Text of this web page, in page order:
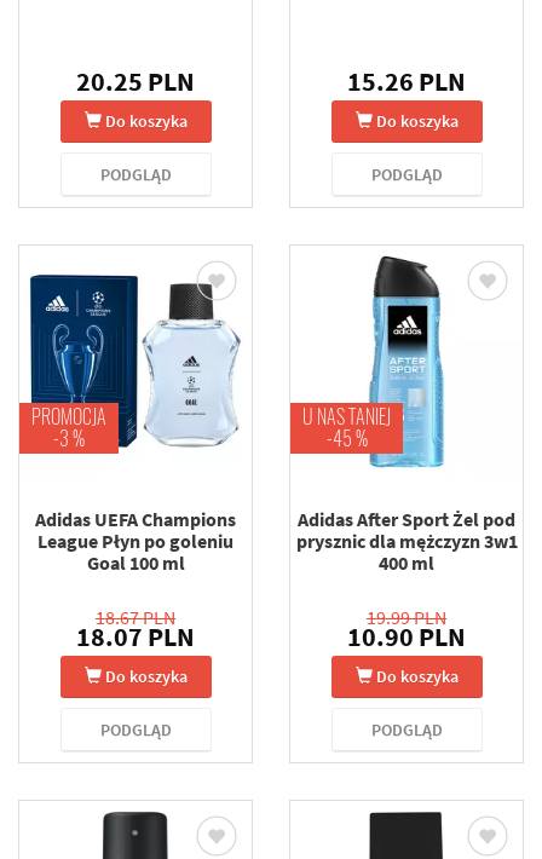
20.25 PLN
Do koszyka
PODGLĄD
15.26 PLN
Do koszyka
PODGLĄD
PROMOCJA
-3 %
Adidas UEFA Champions
League Płyn po goleniu
Goal 100 ml
18.67 PLN
18.07 PLN
Do koszyka
PODGLĄD
U NAS TANIEJ
-45 %
Adidas After Sport Żel pod
prysznic dla mężczyzn 3w1
400 ml
19.99 PLN
10.90 PLN
Do koszyka
PODGLĄD